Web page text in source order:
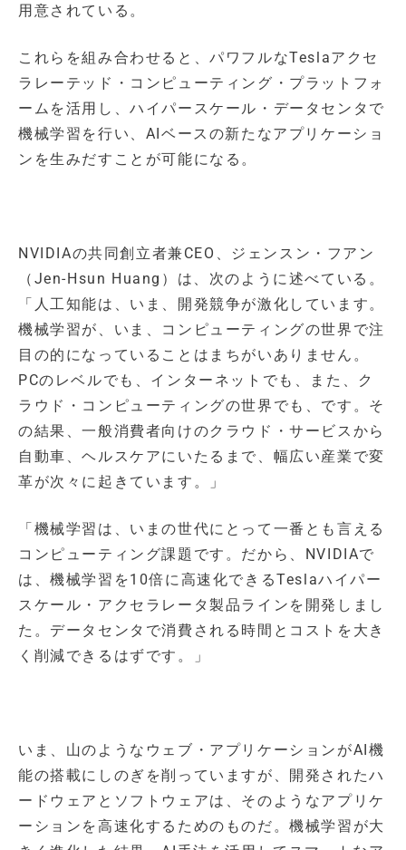
用意されている。
これらを組み合わせると、パワフルなTeslaアクセ
ラレーテッド・コンピューティング・プラットフォ
ームを活用し、ハイパースケール・データセンタで
機械学習を行い、AIベースの新たなアプリケーショ
ンを生みだすことが可能になる。
NVIDIAの共同創立者兼CEO、ジェンスン・フアン
（Jen-Hsun Huang）は、次のように述べている。
「人工知能は、いま、開発競争が激化しています。
機械学習が、いま、コンピューティングの世界で注
目の的になっていることはまちがいありません。
PCのレベルでも、インターネットでも、また、ク
ラウド・コンピューティングの世界でも、です。そ
の結果、一般消費者向けのクラウド・サービスから
自動車、ヘルスケアにいたるまで、幅広い産業で変
革が次々に起きています。」
「機械学習は、いまの世代にとって一番とも言える
コンピューティング課題です。だから、NVIDIAで
は、機械学習を10倍に高速化できるTeslaハイパー
スケール・アクセラレータ製品ラインを開発しまし
た。データセンタで消費される時間とコストを大き
く削減できるはずです。」
いま、山のようなウェブ・アプリケーションがAI機
能の搭載にしのぎを削っていますが、開発されたハ
ードウェアとソフトウェアは、そのようなアプリケ
ーションを高速化するためのものだ。機械学習が大